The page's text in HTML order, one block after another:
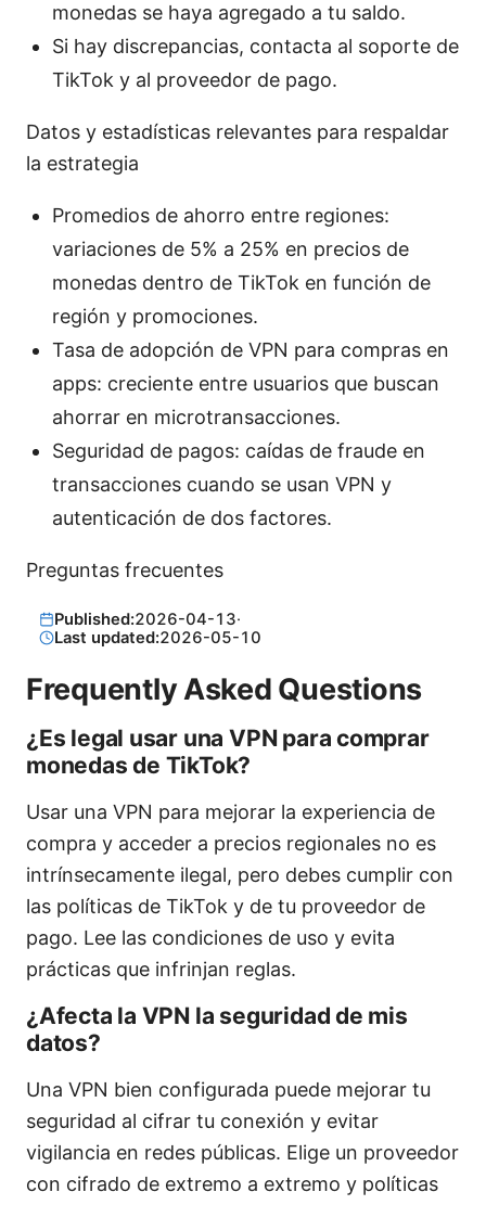
monedas se haya agregado a tu saldo.
Si hay discrepancias, contacta al soporte de
TikTok y al proveedor de pago.
Datos y estadísticas relevantes para respaldar
la estrategia
Promedios de ahorro entre regiones:
variaciones de 5% a 25% en precios de
monedas dentro de TikTok en función de
región y promociones.
Tasa de adopción de VPN para compras en
apps: creciente entre usuarios que buscan
ahorrar en microtransacciones.
Seguridad de pagos: caídas de fraude en
transacciones cuando se usan VPN y
autenticación de dos factores.
Preguntas frecuentes
Published:2026-04-13·
Last updated:2026-05-10
Frequently Asked Questions
¿Es legal usar una VPN para comprar
monedas de TikTok?
Usar una VPN para mejorar la experiencia de
compra y acceder a precios regionales no es
intrínsecamente ilegal, pero debes cumplir con
las políticas de TikTok y de tu proveedor de
pago. Lee las condiciones de uso y evita
prácticas que infrinjan reglas.
¿Afecta la VPN la seguridad de mis
datos?
Una VPN bien configurada puede mejorar tu
seguridad al cifrar tu conexión y evitar
vigilancia en redes públicas. Elige un proveedor
con cifrado de extremo a extremo y políticas